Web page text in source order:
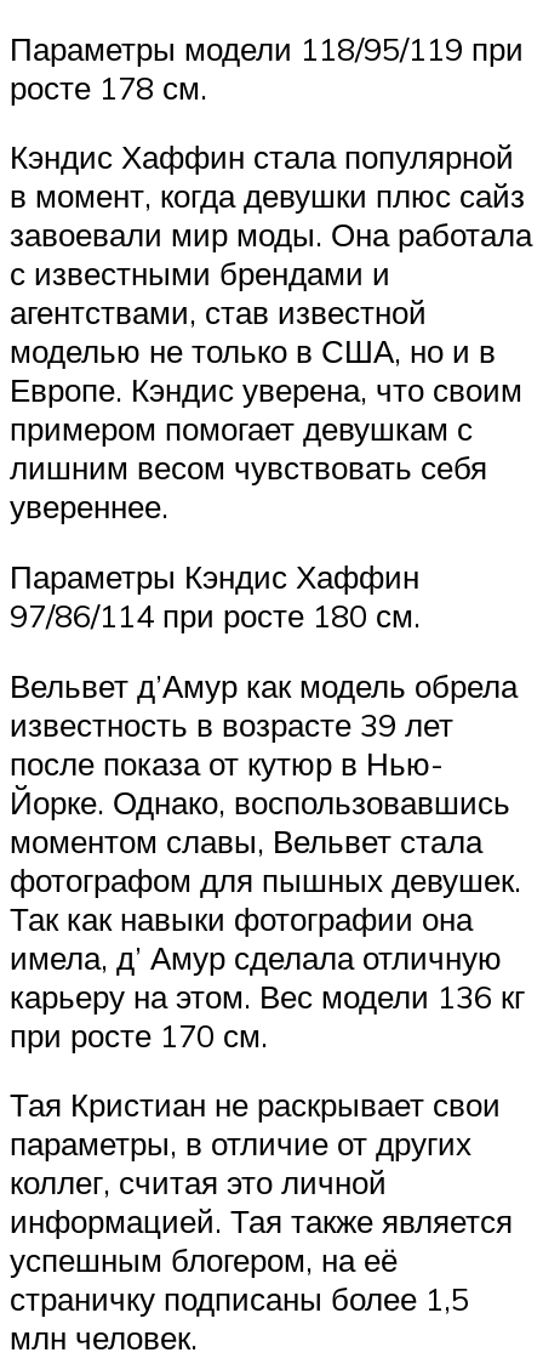
Параметры модели 118/95/119 при
росте 178 см.
Кэндис Хаффин стала популярной
в момент, когда девушки плюс сайз
завоевали мир моды. Она работала
с известными брендами и
агентствами, став известной
моделью не только в США, но и в
Европе. Кэндис уверена, что своим
примером помогает девушкам с
лишним весом чувствовать себя
увереннее.
Параметры Кэндис Хаффин
97/86/114 при росте 180 см.
Вельвет д’Амур как модель обрела
известность в возрасте 39 лет
после показа от кутюр в Нью-
Йорке. Однако, воспользовавшись
моментом славы, Вельвет стала
фотографом для пышных девушек.
Так как навыки фотографии она
имела, д’ Амур сделала отличную
карьеру на этом. Вес модели 136 кг
при росте 170 см.
Тая Кристиан не раскрывает свои
параметры, в отличие от других
коллег, считая это личной
информацией. Тая также является
успешным блогером, на её
страничку подписаны более 1,5
млн человек.